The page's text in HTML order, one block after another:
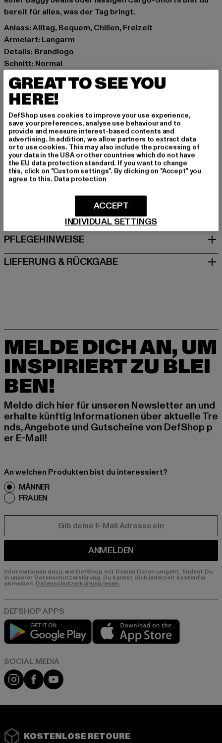
bereit für alles, was der Tag bringt.
Anlass: Alltag, Bequem, Chillen, Freizeit
Ärmelart: Langarm
Details: Brandlogo
Schnitt: Normal
Marke: Karl Kani
Kat.: Long Sleeves
Farbe: olive
Hersteller Farbe: light olive
Materialzusammensetzung: 100% Polyester
Art.Nr: KM262-028-02857
Hersteller: Urban Styles Agency GmbH & Co. KG |
agentur@urbanstylesagency.com
Schanzenstraße 41 | 51063 Köln | DE
GRÖSSE & PASSFORM
PFLEGEHINWEISE
LIEFERUNG & RÜCKGABE
MELDE DICH AN, UM
INSPIRIERT ZU BLEI
BEN!
Melde dich hier für unseren Newsletter an und
erhalte künftig Informationen über aktuelle Tre
nds, Angebote und Gutscheine von DefShop p
er E-Mail!
An welchen Produkten bist du interessiert?
MÄNNER
FRAUEN
ANMELDEN
Informationen dazu, wie DefShop mit Deinen Daten umgeht, findest Du
in unserer Datenschutzerklärung. Du kannst Dich jederzeit kostenfei
abmelden. Datenschutzerklärung lesen.
Play market
Instagram
FacebookYouTube
KOSTENLOSE RETOURE
GREAT TO SEE YOU
HERE!
DefShop uses cookies to improve your use experience,
save your preferences, analyse use behaviour and to
provide and measure interest-based contents and
advertising. In addition, we allow partners to extract data
or to use cookies. This may also include the processing of
your data in the USA or other countries which do not have
the EU data protection standard. If you want to change
this, click on "Custom settings". By clicking on "Accept" you
agree to this. Data protection
INDIVIDUAL SETTINGS
ACCEPT